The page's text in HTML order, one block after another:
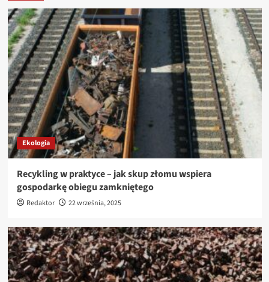
Ekologia
Recykling w praktyce – jak skup złomu wspiera
gospodarkę obiegu zamkniętego
Redaktor 22 września, 2025